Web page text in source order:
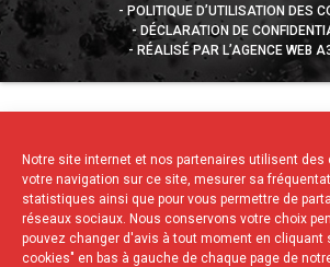
Notre site internet et nos partenaires utilisent
votre navigation sur ce site, mesurer sa
statistiques ainsi que pour vous permettre de
réseaux sociaux. Nous conservons votre choix
pouvez changer d'avis à tout moment en cliquant
cookies" en bas à gauche de chaque page de
POLITIQUE D’UTILISATION DES
DÉCLARATION DE
RÉALISÉ PAR L’AGENCE WEB